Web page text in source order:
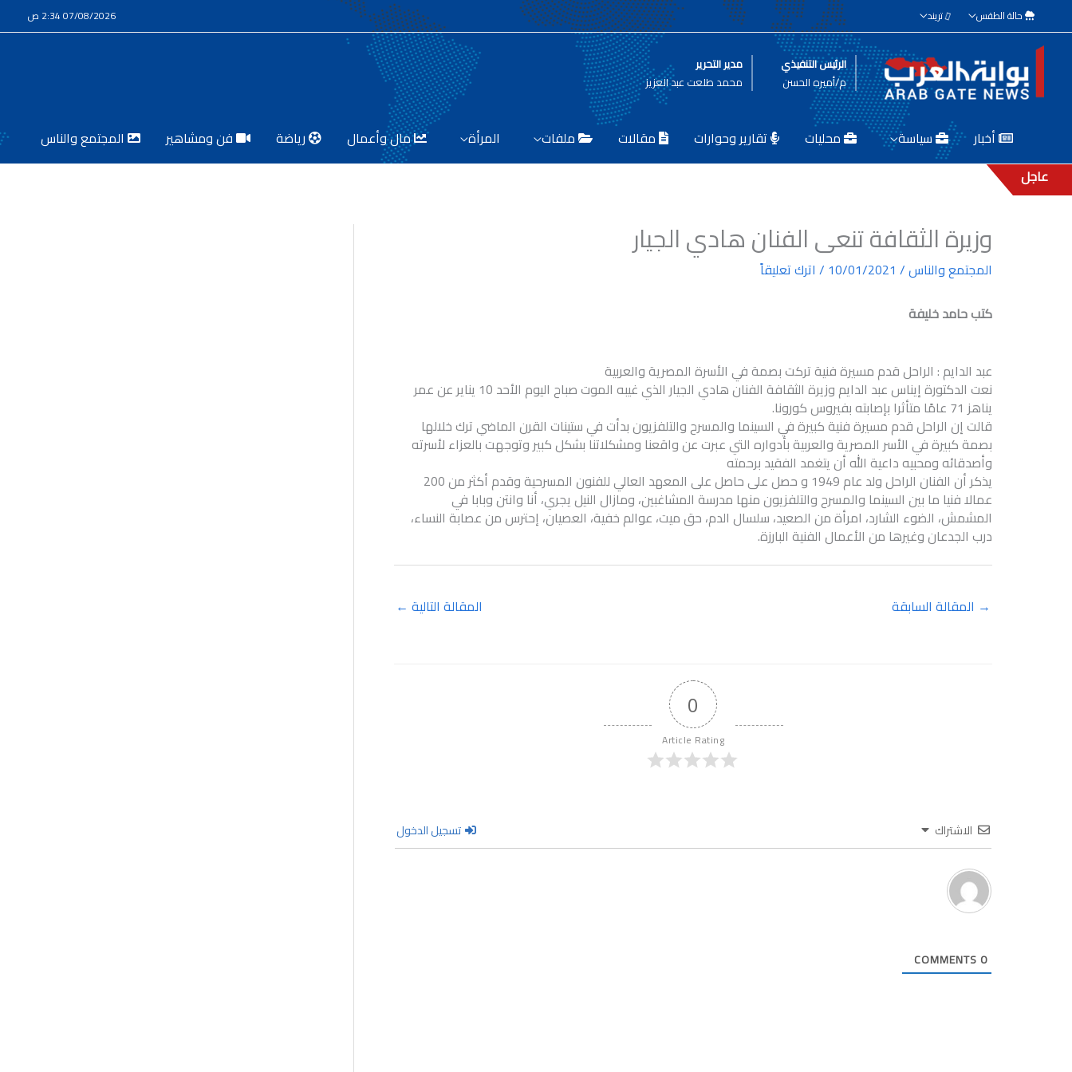
إلى
المحتوى
حالة الطقس تريند 07/08/2026 2:34 ص
الرئيس التنفيذي
م/أميره الحسن
مدير التحرير
محمد طلعت عبد العزيز
أخبار سياسة محليات تقارير وحوارات مقالات ملفات المرأة مال وأعمال رياضة فن ومشاهير
المجتمع والناس
عاجل
وزيرة الثقافة تنعى الفنان هادي الجيار
المجتمع والناس/
10/01/2021
/ اترك تعليقاً
كتب حامد خليفة
عبد الدايم : الراحل قدم مسيرة فنية تركت بصمة في الأسرة المصرية والعربية
نعت الدكتورة إيناس عبد الدايم وزيرة الثقافة الفنان هادي الجيار الذي غيبه الموت صباح اليوم الأحد 10 يناير عن عمر
يناهز 71 عامًا متأثرا بإصابته بفيروس كورونا.
قالت إن الراحل قدم مسيرة فنية كبيرة في السينما والمسرح والتلفزيون بدأت في ستينات القرن الماضي ترك خلالها
بصمة كبيرة في الأسر المصرية والعربية بأدواره التي عبرت عن واقعنا ومشكلاتنا بشكل كبير وتوجهت بالعزاء لأسرته
وأصدقائه ومحبيه داعية الله أن يتغمد الفقيد برحمته
يذكر أن الفنان الراحل ولد عام 1949 و حصل على حاصل على المعهد العالي للفنون المسرحية وقدم أكثر من 200
عمالا فنيا ما بين السينما والمسرح والتلفزيون منها مدرسة المشاغبين، ومازال النيل يجري، أنا وانتن وبابا في
المشمش، الضوء الشارد، امرأة من الصعيد، سلسال الدم، حق ميت، عوالم خفية، العصيان، إحترس من عصابة النساء،
درب الجدعان وغيرها من الأعمال الفنية البارزة.
→ المقالة السابقة المقالة التالية ←
0
Article Rating
الاشتراك تسجيل الدخول
0